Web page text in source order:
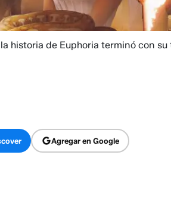
historia de Euphoria terminó con
Agregar en Google